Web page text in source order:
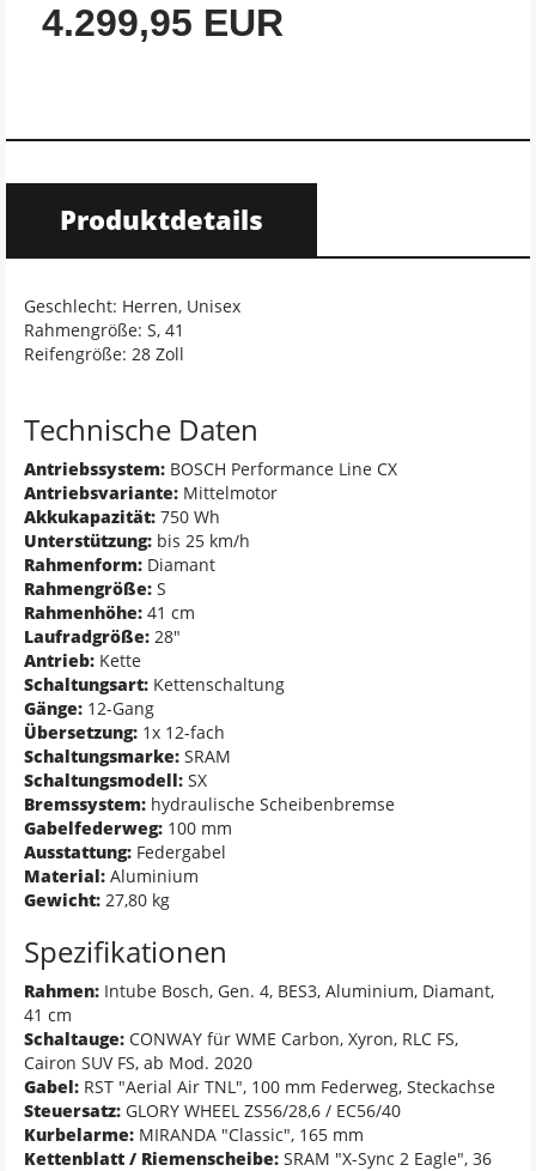
4.299,95 EUR
Produktdetails
Geschlecht: Herren, Unisex
Rahmengröße: S, 41
Reifengröße: 28 Zoll
Technische Daten
Antriebssystem: BOSCH Performance Line CX
Antriebsvariante: Mittelmotor
Akkukapazität: 750 Wh
Unterstützung: bis 25 km/h
Rahmenform: Diamant
Rahmengröße: S
Rahmenhöhe: 41 cm
Laufradgröße: 28"
Antrieb: Kette
Schaltungsart: Kettenschaltung
Gänge: 12-Gang
Übersetzung: 1x 12-fach
Schaltungsmarke: SRAM
Schaltungsmodell: SX
Bremssystem: hydraulische Scheibenbremse
Gabelfederweg: 100 mm
Ausstattung: Federgabel
Material: Aluminium
Gewicht: 27,80 kg
Spezifikationen
Rahmen: Intube Bosch, Gen. 4, BES3, Aluminium, Diamant,
41 cm
Schaltauge: CONWAY für WME Carbon, Xyron, RLC FS,
Cairon SUV FS, ab Mod. 2020
Gabel: RST "Aerial Air TNL", 100 mm Federweg, Steckachse
Steuersatz: GLORY WHEEL ZS56/28,6 / EC56/40
Kurbelarme: MIRANDA "Classic", 165 mm
Kettenblatt / Riemenscheibe: SRAM "X-Sync 2 Eagle", 36